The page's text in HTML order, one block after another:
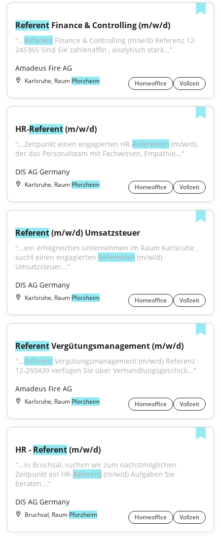
Referent Finance & Controlling (m/w/d)
"...Referent Finance & Controlling (m/w/d) Referenz 12-
245365 Sind Sie zahlenaffin , analytisch stark..."
Amadeus Fire AG
Karlsruhe, Raum Pforzheim Homeoffice Vollzeit
HR-Referent (m/w/d)
"...Zeitpunkt einen engagierten HR-Referenten (m/w/d),
der das Personalteam mit Fachwissen, Empathie..."
DIS AG Germany
Karlsruhe, Raum Pforzheim Homeoffice Vollzeit
Referent (m/w/d) Umsatzsteuer
"...ein erfolgreiches Unternehmen im Raum Karlsruhe ,
sucht einen engagierten Referenten (m/w/d)
Umsatzsteuer..."
DIS AG Germany
Karlsruhe, Raum Pforzheim Homeoffice Vollzeit
Referent Vergütungsmanagement (m/w/d)
"...Referent Vergütungsmanagement (m/w/d) Referenz
12-250439 Verfügen Sie über Verhandlungsgeschick..."
Amadeus Fire AG
Karlsruhe, Raum Pforzheim Homeoffice Vollzeit
HR - Referent (m/w/d)
"...in Bruchsal, suchen wir zum nächstmöglichen
Zeitpunkt ein HR-Referent (m/w/d) Aufgaben Sie
beraten..."
DIS AG Germany
Bruchsal, Raum Pforzheim Homeoffice Vollzeit